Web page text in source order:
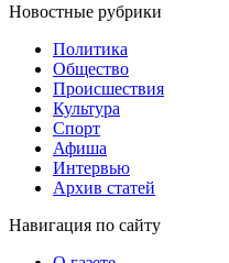
Новостные рубрики
Политика
Общество
Проиcшествия
Культура
Спорт
Афиша
Интервью
Архив статей
Навигация по сайту